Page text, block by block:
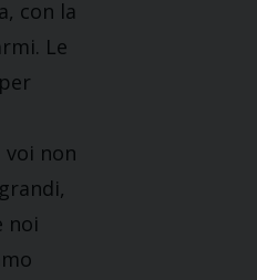
con la
Le
voi non
noi